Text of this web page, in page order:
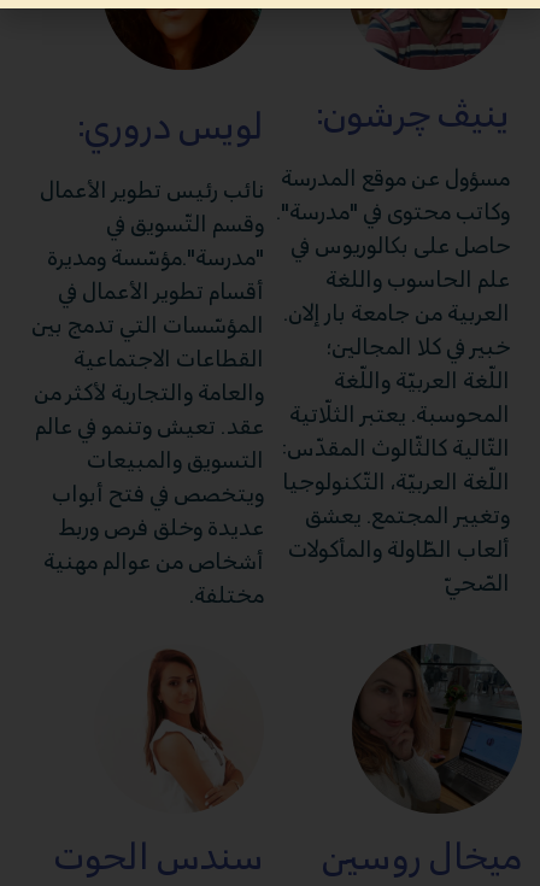
ينيڤ چرشون:
مسؤول عن موقع المدرسة
وكاتب محتوى في "مدرسة".
حاصل على بكالوريوس في
علم الحاسوب واللغة
العربية من جامعة بار إلان.
خبير في كلا المجالين؛
اللّغة العربيّة واللّغة
المحوسبة. يعتبر الثلّاتية
التّالية كالثّالوث المقدّس:
اللّغة العربيّة، التّكنولوجيا
وتغيير المجتمع. يعشق
ألعاب الطّاولة والمأكولات
الصّحيّ
لويس دروري:
نائب رئيس تطوير الأعمال
وقسم التّسويق في
"مدرسة".مؤسّسة ومديرة
أقسام تطوير الأعمال في
المؤسّسات التي تدمج بين
القطاعات الاجتماعية
والعامة والتجارية لأكثر من
عقد. تعيش وتنمو في عالم
التسويق والمبيعات
ويتخصص في فتح أبواب
عديدة وخلق فرص وربط
أشخاص من عوالم مهنية
مختلفة.
ميخال روسين سندس الحوت